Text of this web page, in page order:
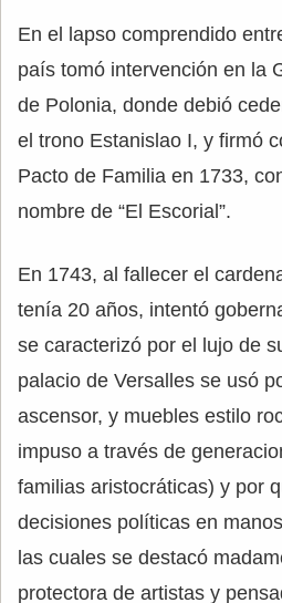
En el lapso comprendido
país tomó intervención en la
de Polonia, donde debió
el trono Estanislao I, y firmó
Pacto de Familia en 1733,
nombre de “El Escorial”.
En 1743, al fallecer el
tenía 20 años, intentó
se caracterizó por el lujo de
palacio de Versalles se usó
ascensor, y muebles estilo
impuso a través de
familias aristocráticas) y por
decisiones políticas en
las cuales se destacó
protectora de artistas y